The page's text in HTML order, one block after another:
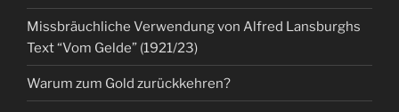
Missbräuchliche Verwendung von Alfred Lansburghs
Text “Vom Gelde” (1921/23)
Warum zum Gold zurückkehren?